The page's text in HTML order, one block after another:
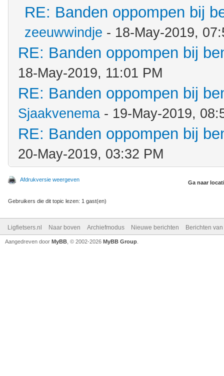
RE: Banden oppompen bij
zeeuwwindje - 18-May-2019,
RE: Banden oppompen bij
18-May-2019, 11:01 PM
RE: Banden oppompen bij
Sjaakvenema - 19-May-2019,
RE: Banden oppompen bij
20-May-2019, 03:32 PM
Afdrukversie weergeven Ga naar
Gebruikers die dit topic lezen: 1 gast(en)
Ligfietsers.nl Naar boven Archiefmodus Nieuwe berichten Berichten
Aangedreven door MyBB , © 2002-2026 MyBB Group